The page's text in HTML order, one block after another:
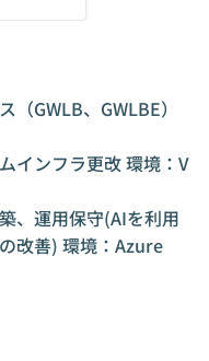
ニアが
可能な
ティブ
100%
＿＿＿
！ 何卒
GWLB、GWLBE）
インフラ更改 環境：V
、運用保守(AIを利用
改善) 環境：Azure